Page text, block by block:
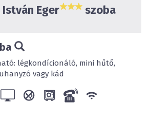
Eger
szoba
légkondícionáló, mini hűtő,
vagy kád